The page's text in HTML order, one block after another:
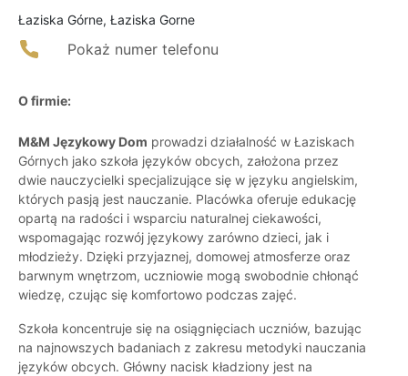
Łaziska Górne, Łaziska Gorne
Pokaż numer telefonu
O firmie:
M&M Językowy Dom prowadzi działalność w Łaziskach
Górnych jako szkoła języków obcych, założona przez
dwie nauczycielki specjalizujące się w języku angielskim,
których pasją jest nauczanie. Placówka oferuje edukację
opartą na radości i wsparciu naturalnej ciekawości,
wspomagając rozwój językowy zarówno dzieci, jak i
młodzieży. Dzięki przyjaznej, domowej atmosferze oraz
barwnym wnętrzom, uczniowie mogą swobodnie chłonąć
wiedzę, czując się komfortowo podczas zajęć.
Szkoła koncentruje się na osiągnięciach uczniów, bazując
na najnowszych badaniach z zakresu metodyki nauczania
języków obcych. Główny nacisk kładziony jest na